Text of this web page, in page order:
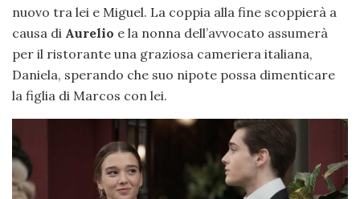
nuovo tra lei e Miguel. La coppia alla fine scoppierà a
causa di Aurelio e la nonna dell’avvocato assumerà
per il ristorante una graziosa cameriera italiana,
Daniela, sperando che suo nipote possa dimenticare
la figlia di Marcos con lei.